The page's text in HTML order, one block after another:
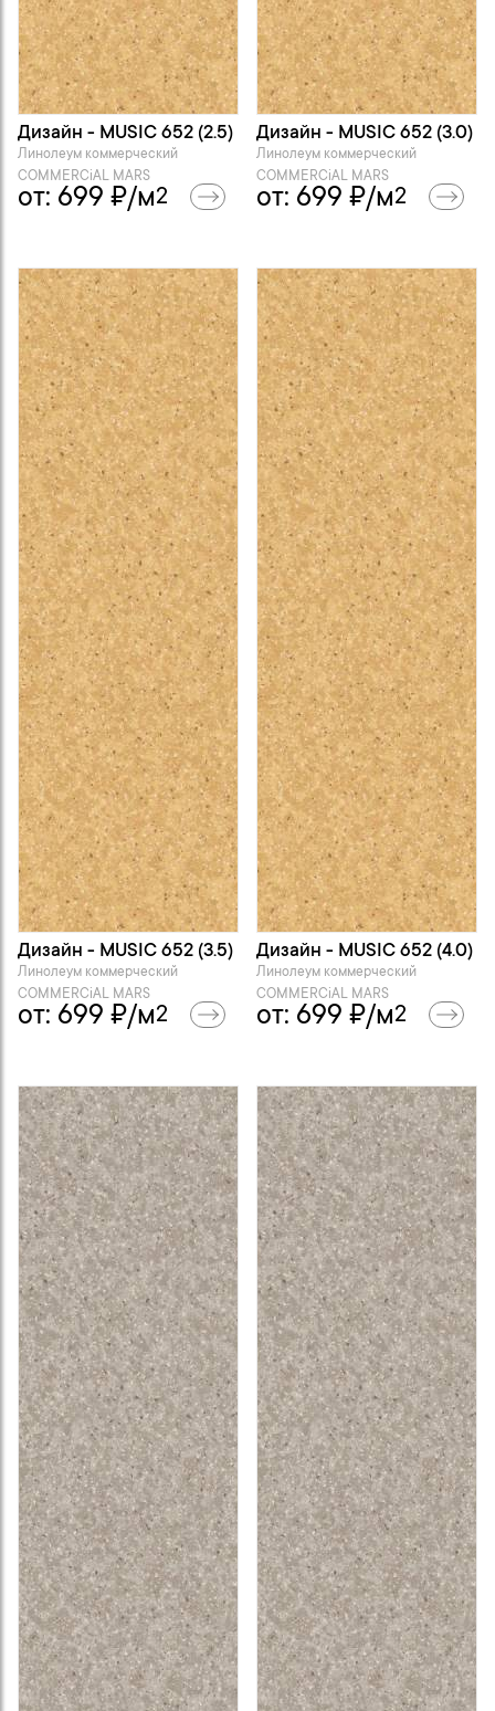
Дизайн - MUSIC 652 (2.5)
Линолеум коммерческий
COMMERCiAL MARS
от: 699 ₽/м2
Дизайн - MUSIC 652 (3.0)
Линолеум коммерческий
COMMERCiAL MARS
от: 699 ₽/м2
Дизайн - MUSIC 652 (3.5)
Линолеум коммерческий
COMMERCiAL MARS
от: 699 ₽/м2
Дизайн - MUSIC 652 (4.0)
Линолеум коммерческий
COMMERCiAL MARS
от: 699 ₽/м2